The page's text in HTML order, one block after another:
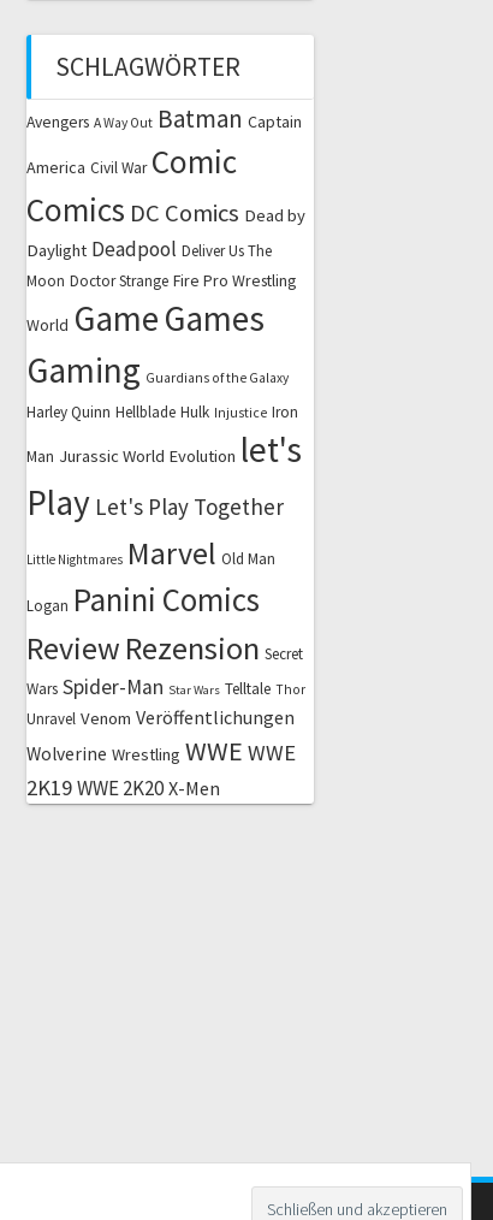
SCHLAGWÖRTER
Avengers A Way Out Batman Captain
America Civil War Comic
Comics DC Comics Dead by
Daylight Deadpool Deliver Us The
Moon Doctor Strange Fire Pro Wrestling
World GameGames
Gaming Guardians of the Galaxy
Harley Quinn Hellblade Hulk Injustice Iron
Man Jurassic World Evolution let's
Play Let's Play Together
Little Nightmares Marvel Old Man
Logan Panini Comics
Review Rezension Secret
Wars Spider-Man Star Wars Telltale Thor
Unravel Venom Veröffentlichungen
Wolverine Wrestling WWE WWE
2K19WWE 2K20 X-Men